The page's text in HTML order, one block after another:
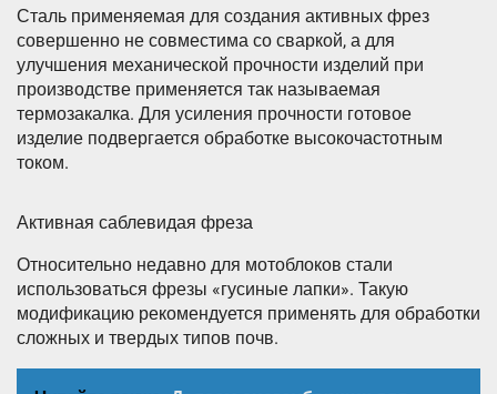
Сталь применяемая для создания активных фрез
совершенно не совместима со сваркой, а для
улучшения механической прочности изделий при
производстве применяется так называемая
термозакалка. Для усиления прочности готовое
изделие подвергается обработке высокочастотным
током.
Активная саблевидая фреза
Относительно недавно для мотоблоков стали
использоваться фрезы «гусиные лапки». Такую
модификацию рекомендуется применять для обработки
сложных и твердых типов почв.